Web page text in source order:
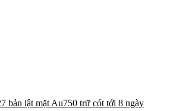
bản lật mặt Au750 trữ cót tới 8 ngày